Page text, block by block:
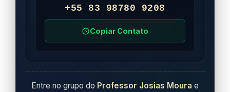
+55 83 98780 9208
Copiar Contato
Entre no grupo do Professor Josias Moura e